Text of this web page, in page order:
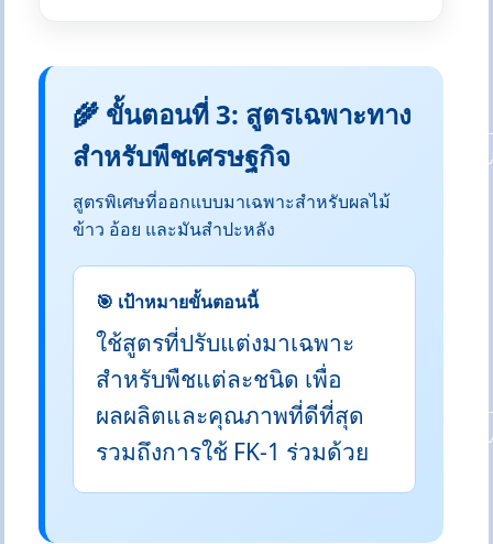
🌾 ขั้นตอนที่ 3: สูตรเฉพาะทาง
สำหรับพืชเศรษฐกิจ
สูตรพิเศษที่ออกแบบมาเฉพาะสำหรับผลไม้
ข้าว อ้อย และมันสำปะหลัง
🎯 เป้าหมายขั้นตอนนี้
ใช้สูตรที่ปรับแต่งมาเฉพาะ
สำหรับพืชแต่ละชนิด เพื่อ
ผลผลิตและคุณภาพที่ดีที่สุด
รวมถึงการใช้ FK-1 ร่วมด้วย